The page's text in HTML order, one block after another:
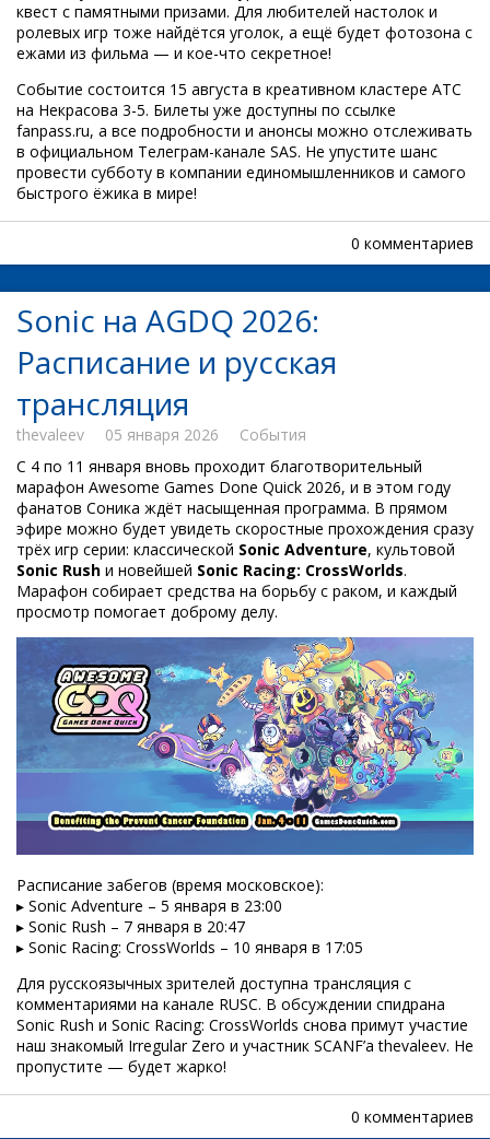
квест с памятными призами. Для любителей настолок и
ролевых игр тоже найдётся уголок, а ещё будет фотозона с
ежами из фильма — и кое-что секретное!
Событие состоится 15 августа в креативном кластере АТС
на Некрасова 3-5. Билеты уже доступны по ссылке
fanpass.ru, а все подробности и анонсы можно отслеживать
в официальном Телеграм-канале SAS. Не упустите шанс
провести субботу в компании единомышленников и самого
быстрого ёжика в мире!
0 комментариев
Sonic на AGDQ 2026:
Расписание и русская
трансляция
thevaleev 05 января 2026
События
С 4 по 11 января вновь проходит благотворительный
марафон Awesome Games Done Quick 2026, и в этом году
фанатов Соника ждёт насыщенная программа. В прямом
эфире можно будет увидеть скоростные прохождения сразу
трёх игр серии: классической Sonic Adventure, культовой
Sonic Rush и новейшей Sonic Racing: CrossWorlds.
Марафон собирает средства на борьбу с раком, и каждый
просмотр помогает доброму делу.
Расписание забегов (время московское):
▸ Sonic Adventure – 5 января в 23:00
▸ Sonic Rush – 7 января в 20:47
▸ Sonic Racing: CrossWorlds – 10 января в 17:05
Для русскоязычных зрителей доступна трансляция с
комментариями на канале RUSC. В обсуждении спидрана
Sonic Rush и Sonic Racing: CrossWorlds снова примут участие
наш знакомый Irregular Zero и участник SCANF’а thevaleev. Не
пропустите — будет жарко!
0 комментариев